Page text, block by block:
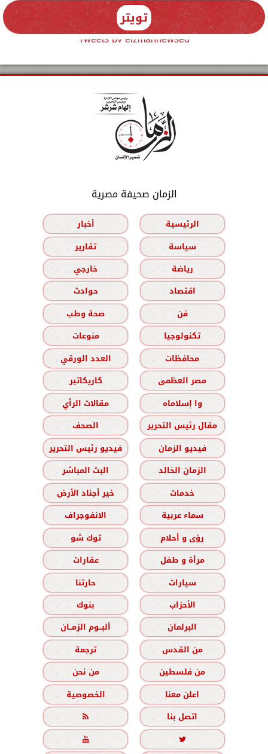
تويتر
Tweets by elzmannewseg
الزمان صحيفة مصرية
الرئيسية
أخبار
سياسة
تقارير
رياضة
خارجي
اقتصاد
حوادث
فن
صحة وطب
تكنولوجيا
منوعات
محافظات
العدد الورقي
مصر العظمى
كاريكاتير
وا إسلاماه
مقالات الرأي
مقال رئيس التحرير
الصحف
فيديو الزمان
فيديو رئيس التحرير
الزمان الخالد
البث المباشر
خدمات
خير أجناد الأرض
سماء عربية
الانفوجراف
رؤى و أحلام
توك شو
مرأة و طفل
عقارات
سيارات
حارتنا
الأحزاب
بنوك
البرلمان
ألبــوم الزمــان
من القدس
ترجمة
من فلسطين
من نحن
اعلن معنا
الخصوصية
اتصل بنا


